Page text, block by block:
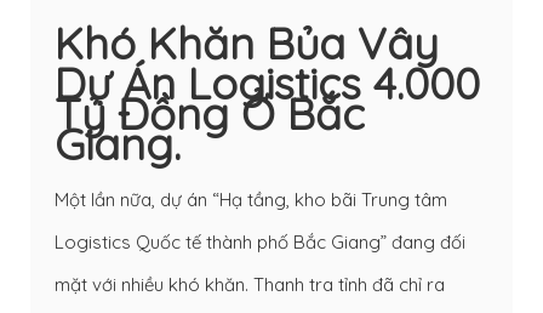
Khó Khăn Bủa Vây
Dự Án Logistics 4.000
Tỷ Đồng Ở Bắc
Giang.
Một lần nữa, dự án “Hạ tầng, kho bãi Trung tâm
Logistics Quốc tế thành phố Bắc Giang” đang đối
mặt với nhiều khó khăn. Thanh tra tỉnh đã chỉ ra